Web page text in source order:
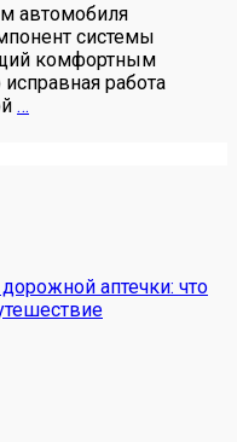
автомобиля
системы
комфортным
работа
…
аптечки: что